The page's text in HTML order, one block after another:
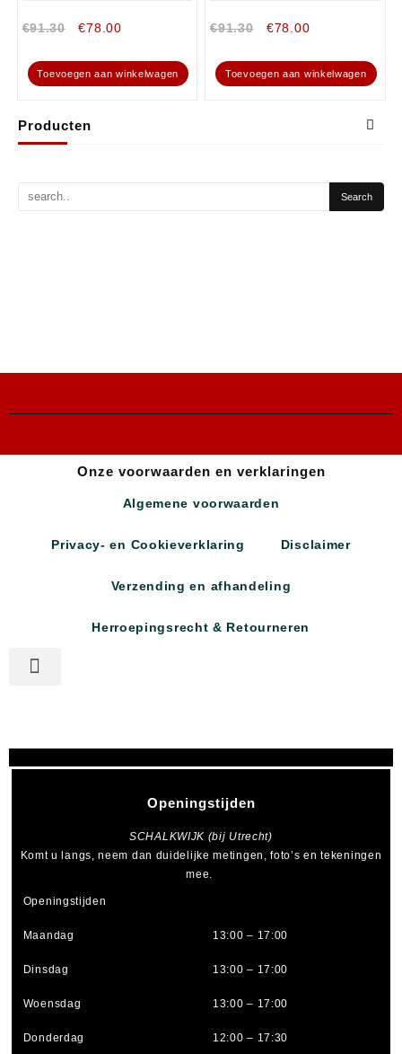
Producten
€91.30 €78.00
Toevoegen aan winkelwagen
€91.30 €78.00
Toevoegen aan winkelwagen
Onze voorwaarden en verklaringen
Algemene voorwaarden
Privacy- en Cookieverklaring Disclaimer
Verzending en afhandeling
Herroepingsrecht & Retourneren
Openingstijden
SCHALKWIJK (bij Utrecht)
Komt u langs, neem dan duidelijke metingen, foto’s en tekeningen
mee.
Openingstijden
Maandag 13:00 – 17:00
Dinsdag 13:00 – 17:00
Woensdag 13:00 – 17:00
Donderdag 12:00 – 17:30